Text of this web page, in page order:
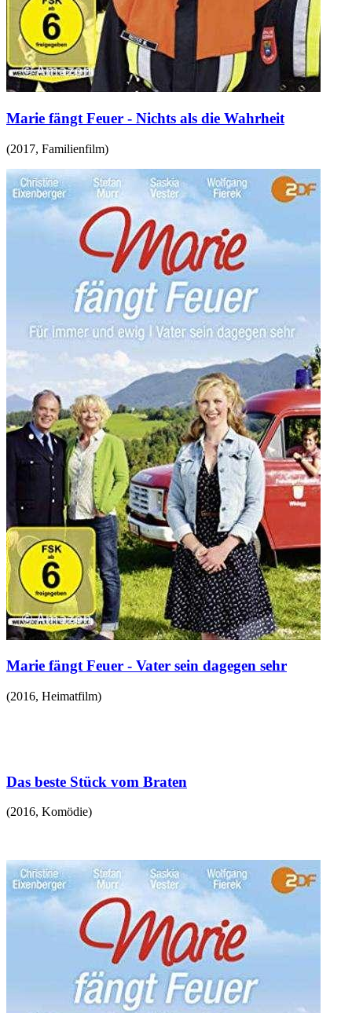
Marie fängt Feuer - Nichts als die Wahrheit
(2017, Familienfilm)
Marie fängt Feuer - Vater sein dagegen sehr
(2016, Heimatfilm)
Das beste Stück vom Braten
(2016, Komödie)